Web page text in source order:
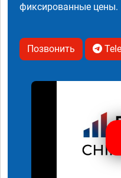
фиксированные цены.
Позвонить